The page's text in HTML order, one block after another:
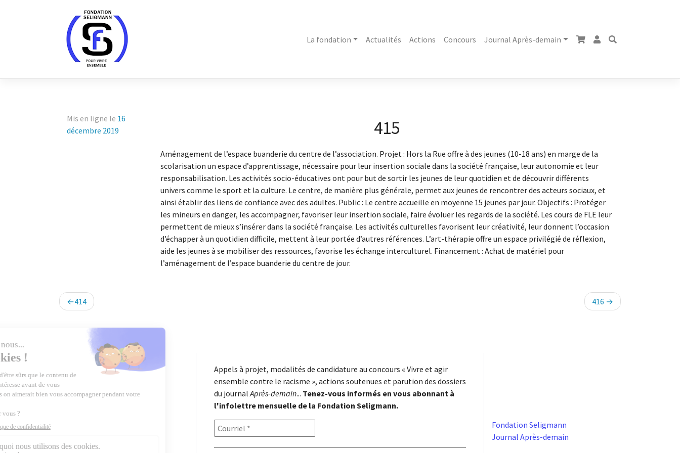
La fondation
Actualités Actions Concours Journal Après-demain
Mis en ligne le 16
décembre 2019
415
Aménagement de l’espace buanderie du centre de l’association. Projet : Hors la Rue offre à des jeunes (10-18 ans) en marge de la
scolarisation un espace d’apprentissage, nécessaire pour leur insertion sociale dans la société française, leur autonomie et leur
responsabilisation. Les activités socio-éducatives ont pour but de sortir les jeunes de leur quotidien et de découvrir différents
univers comme le sport et la culture. Le centre, de manière plus générale, permet aux jeunes de rencontrer des acteurs sociaux, et
ainsi établir des liens de confiance avec des adultes. Public : Le centre accueille en moyenne 15 jeunes par jour. Objectifs : Protéger
les mineurs en danger, les accompagner, favoriser leur insertion sociale, faire évoluer les regards de la société. Les cours de FLE leur
permettent de mieux s’insérer dans la société française. Les activités culturelles favorisent leur créativité, leur donnent l’occasion
d’échapper à un quotidien difficile, mettent à leur portée d’autres références. L’art-thérapie offre un espace privilégié de réflexion,
aide les jeunes à se mobiliser des ressources, favorise les échange interculturel. Financement : Achat de matériel pour
l’aménagement de l’espace buanderie du centre de jour.
Navigation
de
l’article
414 416
Appels à projet, modalités de candidature au concours « Vivre et agir
ensemble contre le racisme », actions soutenues et parution des dossiers
du journalAprès-demain... Tenez-vous informés en vous abonnant à
l'infolettre mensuelle de la Fondation Seligmann.
Fondation Seligmann
Journal Après-demain